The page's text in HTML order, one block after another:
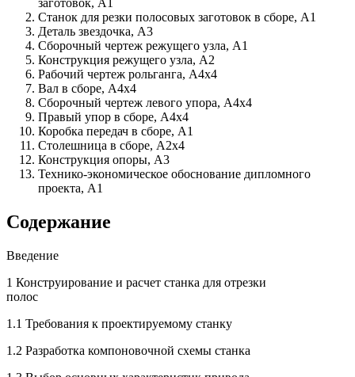
заготовок, А1
Станок для резки полосовых заготовок в сборе, А1
Деталь звездочка, А3
Сборочный чертеж режущего узла, А1
Конструкция режущего узла, А2
Рабочий чертеж рольганга, А4х4
Вал в сборе, А4х4
Сборочный чертеж левого упора, А4х4
Правый упор в сборе, А4х4
Коробка передач в сборе, А1
Столешница в сборе, А2х4
Конструкция опоры, А3
Технико-экономическое обоснование дипломного
проекта, А1
Содержание
Введение
1 Конструирование и расчет станка для отрезки
полос
1.1 Требования к проектируемому станку
1.2 Разработка компоновочной схемы станка